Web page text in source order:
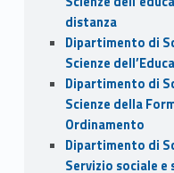
distanza
Dipartimento di
Scienze
Dipartimento di
Scienze della
Ordinamento
Dipartimento di
Servizio sociale e